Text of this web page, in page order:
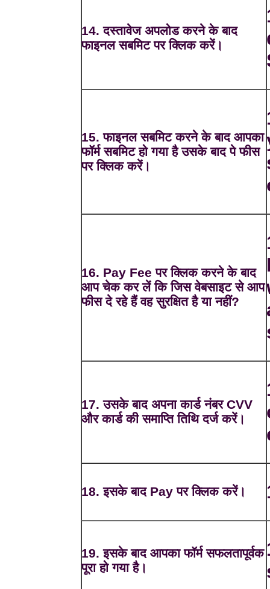
14. दस्तावेज अपलोड करने के बाद
फाइनल सबमिट पर क्लिक करें।
15. फाइनल सबमिट करने के बाद आपका
फॉर्म सबमिट हो गया है उसके बाद पे फीस
पर क्लिक करें।
16. Pay Fee पर क्लिक करने के बाद
आप चेक कर लें कि जिस वेबसाइट से आप
फीस दे रहे हैं वह सुरक्षित है या नहीं?
17. उसके बाद अपना कार्ड नंबर CVV
और कार्ड की समाप्ति तिथि दर्ज करें।
18. इसके बाद Pay पर क्लिक करें।
19. इसके बाद आपका फॉर्म सफलतापूर्वक
पूरा हो गया है।